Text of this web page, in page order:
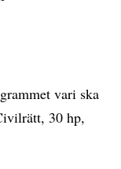
vari ska
30 hp,